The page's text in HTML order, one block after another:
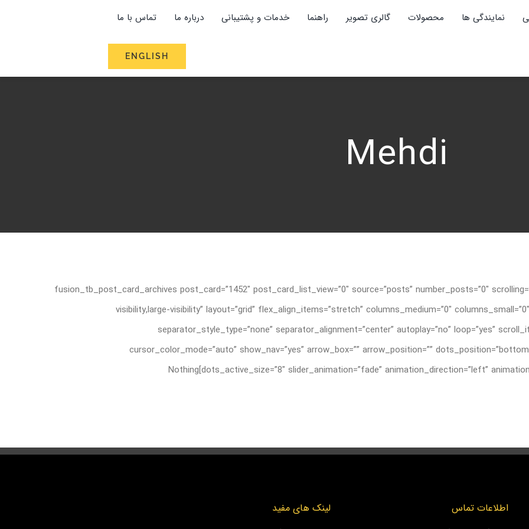
نمایندگی ها محصولات گالری تصویر راهنما خدمات و پشتیبانی درباره ما تماس با ما
ENGLISH
Mehdi
[fusion_tb_post_card_archives post_card=”1452″ post_card_list_view=”0″ source=”posts” number_posts=”0″
visibility,large-visibility” layout=”grid” flex_align_items=”stretch” columns_medium=”0″
separator_style_type=”none” separator_alignment=”center” autoplay=”no” loop=”yes”
cursor_color_mode=”auto” show_nav=”yes” arrow_box=”” arrow_position=””
dots_active_size=”8″ slider_animation=”fade” animation_direction=”left” animation_color=”” animation_speed=”0.3″ animation_delay=”0″]Nothing
اطلاعات تماس لینک های مفید